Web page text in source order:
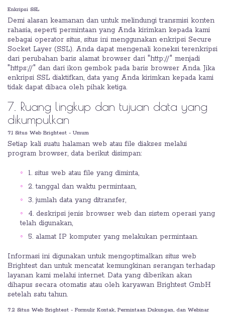
Enkripsi SSL
Demi alasan keamanan dan untuk melindungi transmisi konten
rahasia, seperti permintaan yang Anda kirimkan kepada kami
sebagai operator situs, situs ini menggunakan enkripsi Secure
Socket Layer (SSL). Anda dapat mengenali koneksi terenkripsi
dari perubahan baris alamat browser dari "http://" menjadi
"https://" dan dari ikon gembok pada baris browser Anda. Jika
enkripsi SSL diaktifkan, data yang Anda kirimkan kepada kami
tidak dapat dibaca oleh pihak ketiga.
7. Ruang lingkup dan tujuan data yang
dikumpulkan
7.1 Situs Web Brightest - Umum
Setiap kali suatu halaman web atau file diakses melalui
program browser, data berikut disimpan:
1. situs web atau file yang diminta,
2. tanggal dan waktu permintaan,
3. jumlah data yang ditransfer,
4. deskripsi jenis browser web dan sistem operasi yang
telah digunakan,
5. alamat IP komputer yang melakukan permintaan.
Informasi ini digunakan untuk mengoptimalkan situs web
Brightest dan untuk mencatat kemungkinan serangan terhadap
layanan kami melalui internet. Data yang diberikan akan
dihapus secara otomatis atau oleh karyawan Brightest GmbH
setelah satu tahun.
7.2 Situs Web Brightest - Formulir Kontak, Permintaan Dukungan, dan Webinar